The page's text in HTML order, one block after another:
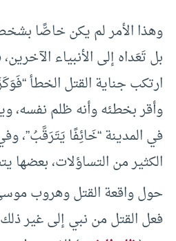
وهذا الأمر لم يكن خاصًّا
بل تَعَداه إلى الأنبياء
ارتكب جناية القتل الخطأ
وأقر بخطئه وأنه ظلم نفسه،
في المدينة “خَائِفًا
الكثير من التساؤلات، بعضها
حول واقعة القتل وهروب
فعل القتل من نبي إلى غير